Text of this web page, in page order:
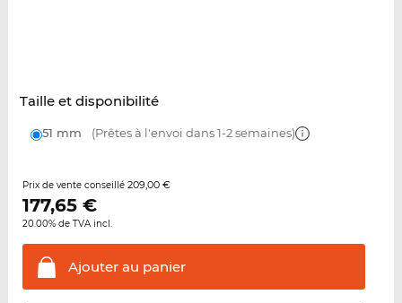
Taille et disponibilité
51 mm (Prêtes à l'envoi dans 1-2 semaines)
Prix de vente conseillé 209,00 €
177,65€
20.00% de TVA incl.
Ajouter au panier